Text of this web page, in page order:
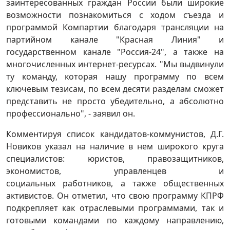
заинтересованных граждан России были широкие
возможности познакомиться с ходом съезда и
программой Компартии благодаря трансляции на
партийном канале "Красная Линия" и
государственном канале "Россия-24", а также на
многочисленных интернет-ресурсах. "Мы выдвинули
ту команду, которая нашу программу по всем
ключевым тезисам, по всем десяти разделам сможет
представить не просто убедительно, а абсолютно
профессионально", - заявил он.
Комментируя список кандидатов-коммунистов, Д.Г.
Новиков указал на наличие в нем широкого круга
специалистов: юристов, правозащитников,
экономистов, управленцев и
социальных работников, а также общественных
активистов. Он отметил, что свою программу КПРФ
подкрепляет как отраслевыми программами, так и
готовыми командами по каждому направлению,